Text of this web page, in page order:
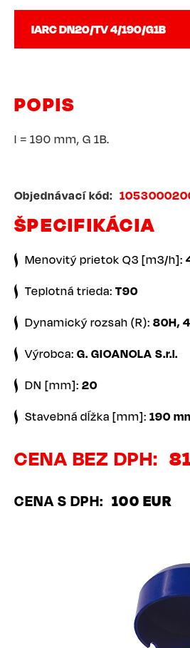
POPIS
l = 190 mm, G 1B.
Objednávací kód
ŠPECIFIKÁCIA
Menovitý prietok Q3 [m3/h]:
Teplotná trieda: T90
Dynamický rozsah (R): 80H,
Výrobca: G. GIOANOLA S.r.l.
DN [mm]: 20
Stavebná dĺžka [mm]: 190
CENA BEZ DPH
CENA S DPH 100 EUR